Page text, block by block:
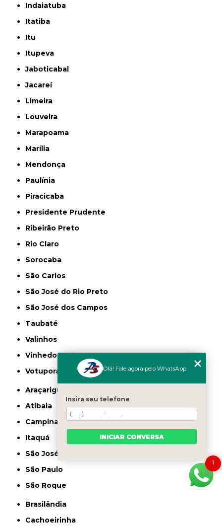
Indaiatuba
Itatiba
Itu
Itupeva
Jaboticabal
Jacareí
Limeira
Louveira
Marapoama
Marília
Mendonça
Paulínia
Piracicaba
Presidente Prudente
Ribeirão Preto
Rio Claro
Sorocaba
São Carlos
São José do Rio Preto
São José dos Campos
Taubaté
Valinhos
Vinhedo
Votuporanga
Araçariguama
Atibaia
Campinas
Itaquá
São José dos Campos
São Paulo
São Roque
Brasilândia
Cachoeirinha
1
Olá! Fale agora pelo WhatsApp
Insira seu telefone
INICIAR CONVERSA